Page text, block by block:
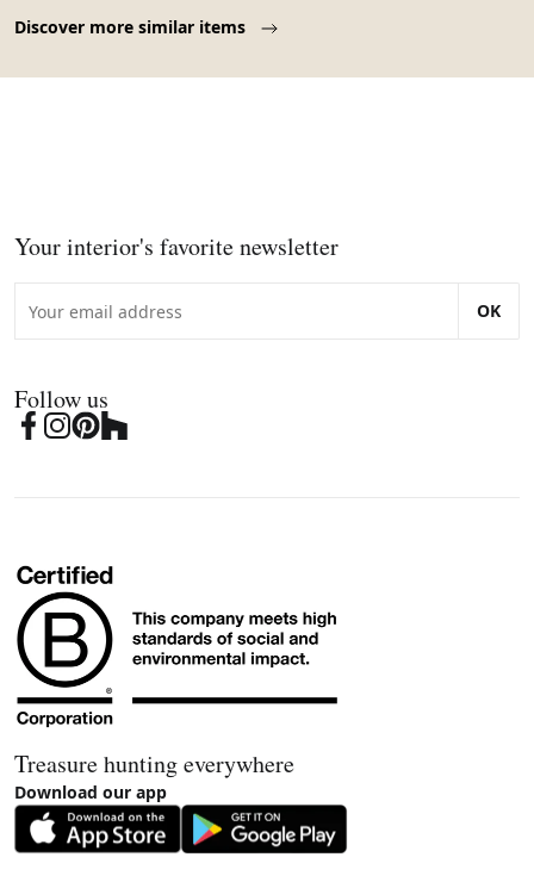
Discover more similar items
Your interior's favorite newsletter
OK
Follow us
Treasure hunting everywhere
Download our app